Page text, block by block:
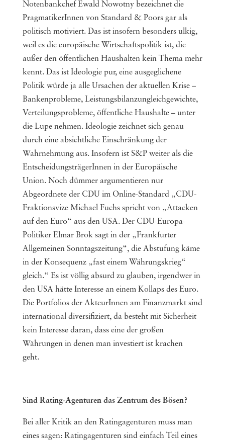
Notenbankchef Ewald Nowotny bezeichnet die
PragmatikerInnen von Standard & Poors gar als
politisch motiviert. Das ist insofern besonders ulkig,
weil es die europäische Wirtschaftspolitik ist, die
außer den öffentlichen Haushalten kein Thema mehr
kennt. Das ist Ideologie pur, eine ausgeglichene
Politik würde ja alle Ursachen der aktuellen Krise –
Bankenprobleme, Leistungsbilanzungleichgewichte,
Verteilungsprobleme, öffentliche Haushalte – unter
die Lupe nehmen. Ideologie zeichnet sich genau
durch eine absichtliche Einschränkung der
Wahrnehmung aus. Insofern ist S&P weiter als die
EntscheidungsträgerInnen in der Europäische
Union. Noch dümmer argumentieren nur
Abgeordnete der CDU im Online-Standard „CDU-
Fraktionsvize Michael Fuchs spricht von „Attacken
auf den Euro“ aus den USA. Der CDU-Europa-
Politiker Elmar Brok sagt in der „Frankfurter
Allgemeinen Sonntagszeitung“, die Abstufung käme
in der Konsequenz „fast einem Währungskrieg“
gleich.“ Es ist völlig absurd zu glauben, irgendwer in
den USA hätte Interesse an einem Kollaps des Euro.
Die Portfolios der AkteurInnen am Finanzmarkt sind
international diversifiziert, da besteht mit Sicherheit
kein Interesse daran, dass eine der großen
Währungen in denen man investiert ist krachen
geht.
Sind Rating-Agenturen das Zentrum des Bösen?
Bei aller Kritik an den Ratingagenturen muss man
eines sagen: Ratingagenturen sind einfach Teil eines